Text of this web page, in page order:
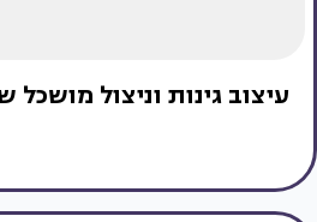
עיצוב גינות וניצול